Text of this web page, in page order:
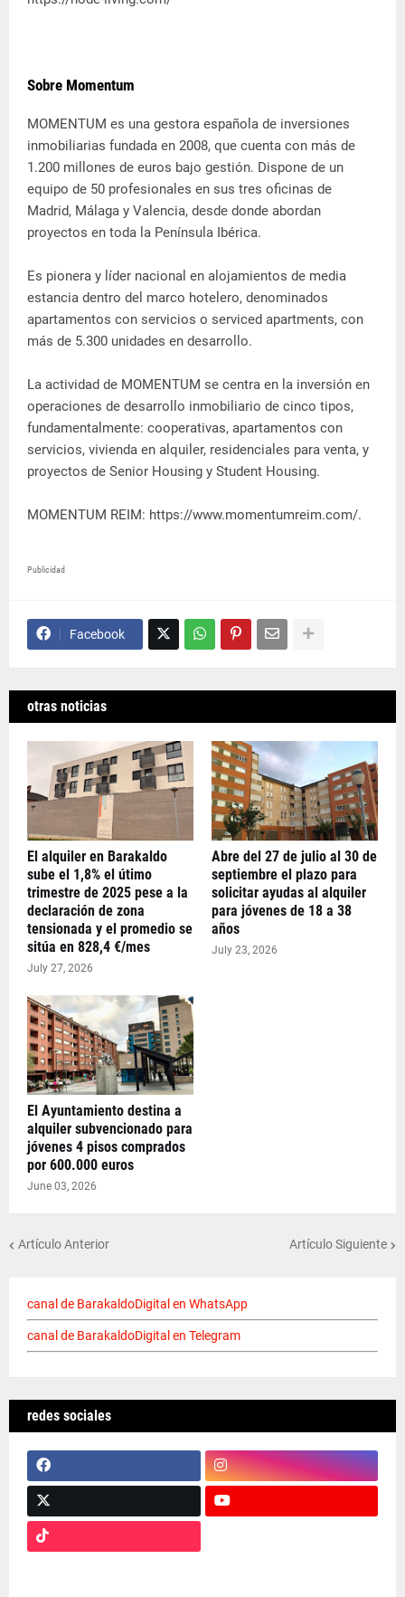
Sobre Momentum
MOMENTUM es una gestora española de inversiones
inmobiliarias fundada en 2008, que cuenta con más de
1.200 millones de euros bajo gestión. Dispone de un
equipo de 50 profesionales en sus tres oficinas de
Madrid, Málaga y Valencia, desde donde abordan
proyectos en toda la Península Ibérica.
Es pionera y líder nacional en alojamientos de media
estancia dentro del marco hotelero, denominados
apartamentos con servicios o serviced apartments, con
más de 5.300 unidades en desarrollo.
La actividad de MOMENTUM se centra en la inversión en
operaciones de desarrollo inmobiliario de cinco tipos,
fundamentalmente: cooperativas, apartamentos con
servicios, vivienda en alquiler, residenciales para venta, y
proyectos de Senior Housing y Student Housing.
MOMENTUM REIM: https://www.momentumreim.com/.
Publicidad
Facebook
otras noticias
El alquiler en Barakaldo
sube el 1,8% el útimo
trimestre de 2025 pese a la
declaración de zona
tensionada y el promedio se
sitúa en 828,4 €/mes
July 27, 2026
Abre del 27 de julio al 30 de
septiembre el plazo para
solicitar ayudas al alquiler
para jóvenes de 18 a 38
años
July 23, 2026
El Ayuntamiento destina a
alquiler subvencionado para
jóvenes 4 pisos comprados
por 600.000 euros
June 03, 2026
Artículo Anterior Artículo Siguiente
canal de BarakaldoDigital en WhatsApp
canal de BarakaldoDigital en Telegram
redes sociales